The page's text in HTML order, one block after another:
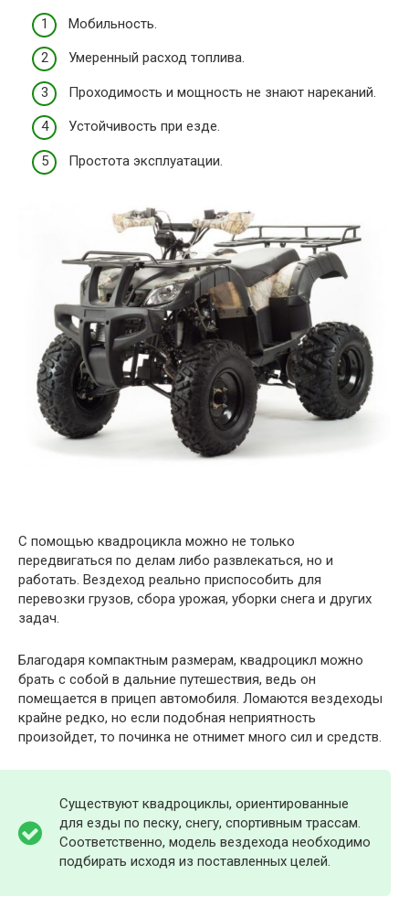
Мобильность.
Умеренный расход топлива.
Проходимость и мощность не знают нареканий.
Устойчивость при езде.
Простота эксплуатации.
С помощью квадроцикла можно не только
передвигаться по делам либо развлекаться, но и
работать. Вездеход реально приспособить для
перевозки грузов, сбора урожая, уборки снега и других
задач.
Благодаря компактным размерам, квадроцикл можно
брать с собой в дальние путешествия, ведь он
помещается в прицеп автомобиля. Ломаются вездеходы
крайне редко, но если подобная неприятность
произойдет, то починка не отнимет много сил и средств.
Существуют квадроциклы, ориентированные
для езды по песку, снегу, спортивным трассам.
Соответственно, модель вездехода необходимо
подбирать исходя из поставленных целей.